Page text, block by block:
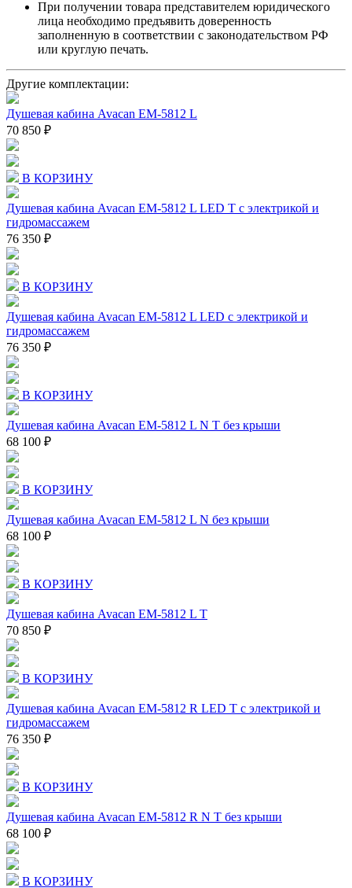
При получении товара представителем юридического
лица необходимо предъявить доверенность
заполненную в соответствии с законодательством РФ
или круглую печать.
Другие комплектации:
Душевая кабина Avacan EM-5812 L
70 850 ₽
В КОРЗИНУ
Душевая кабина Avacan EM-5812 L LED T с электрикой и
гидромассажем
76 350 ₽
В КОРЗИНУ
Душевая кабина Avacan EM-5812 L LED с электрикой и
гидромассажем
76 350 ₽
В КОРЗИНУ
Душевая кабина Avacan EM-5812 L N T без крыши
68 100 ₽
В КОРЗИНУ
Душевая кабина Avacan EM-5812 L N без крыши
68 100 ₽
В КОРЗИНУ
Душевая кабина Avacan EM-5812 L T
70 850 ₽
В КОРЗИНУ
Душевая кабина Avacan EM-5812 R LED T с электрикой и
гидромассажем
76 350 ₽
В КОРЗИНУ
Душевая кабина Avacan EM-5812 R N T без крыши
68 100 ₽
В КОРЗИНУ